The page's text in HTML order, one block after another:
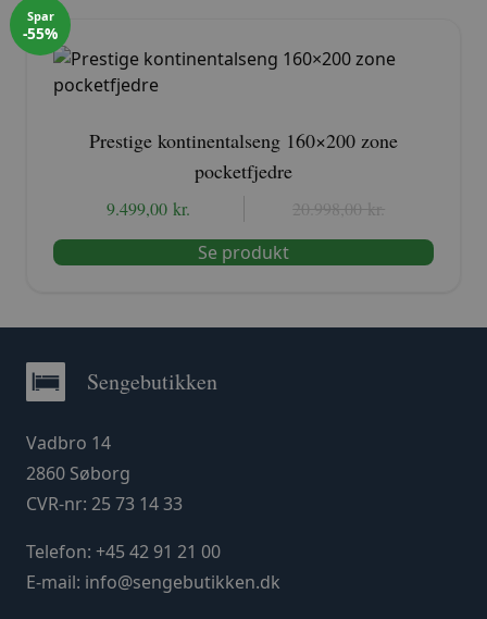
Spar
-55%
Prestige kontinentalseng 160×200 zone
pocketfjedre
20.998,00kr.
oprindelige
pris
9.499,00 kr.
aktuelle
pris
Se produkt
Sengebutikken
Vadbro 14
2860 Søborg
CVR-nr: 25 73 14 33
Telefon: +45 42 91 21 00
E-mail: info@sengebutikken.dk